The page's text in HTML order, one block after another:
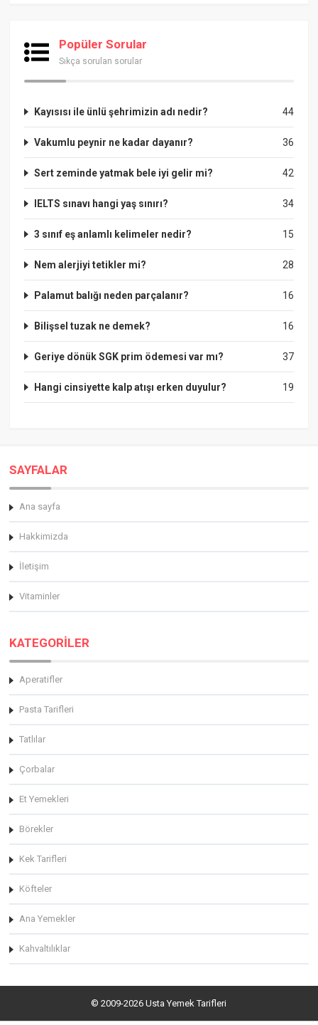
Popüler Sorular
Sıkça sorulan sorular
44
Kayısısı ile ünlü şehrimizin adı nedir?
36
Vakumlu peynir ne kadar dayanır?
42
Sert zeminde yatmak bele iyi gelir mi?
34
IELTS sınavı hangi yaş sınırı?
15
3 sınıf eş anlamlı kelimeler nedir?
28
Nem alerjiyi tetikler mi?
16
Palamut balığı neden parçalanır?
16
Bilişsel tuzak ne demek?
37
Geriye dönük SGK prim ödemesi var mı?
19
Hangi cinsiyette kalp atışı erken duyulur?
SAYFALAR
Ana sayfa
Hakkimizda
İletişim
Vitaminler
KATEGORİLER
Aperatifler
Pasta Tarifleri
Tatlılar
Çorbalar
Et Yemekleri
Börekler
Kek Tarifleri
Köfteler
Ana Yemekler
Kahvaltılıklar
© 2009-2026 Usta Yemek Tarifleri